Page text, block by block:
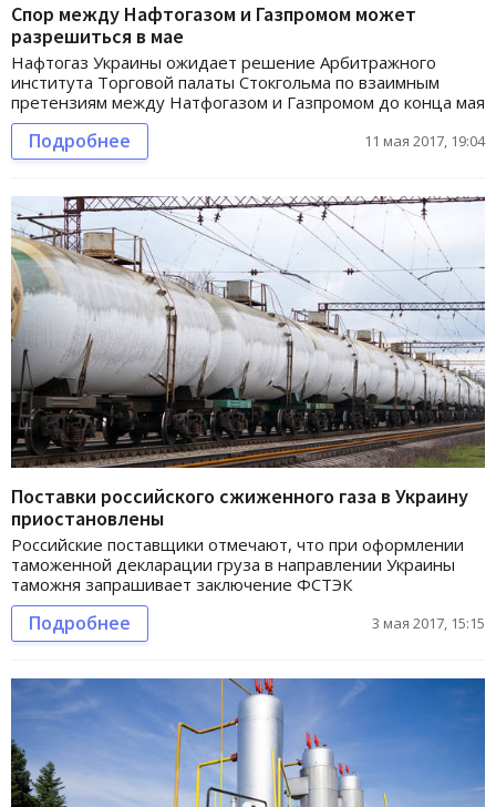
Спор между Нафтогазом и Газпромом может
разрешиться в мае
Нафтогаз Украины ожидает решение Арбитражного
института Торговой палаты Стокгольма по взаимным
претензиям между Натфогазом и Газпромом до конца мая
Подробнее 11 мая 2017, 19:04
Поставки российского сжиженного газа в Украину
приостановлены
Российские поставщики отмечают, что при оформлении
таможенной декларации груза в направлении Украины
таможня запрашивает заключение ФСТЭК
Подробнее 3 мая 2017, 15:15